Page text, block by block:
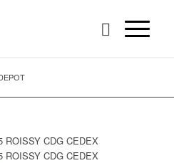
ROISSY CDG CEDEX
ROISSY CDG CEDEX